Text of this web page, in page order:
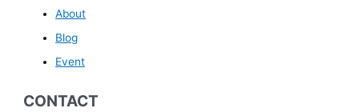
About
Blog
Event
CONTACT